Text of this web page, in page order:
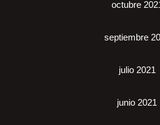
octubre
septiembre
julio 2021
junio 2021